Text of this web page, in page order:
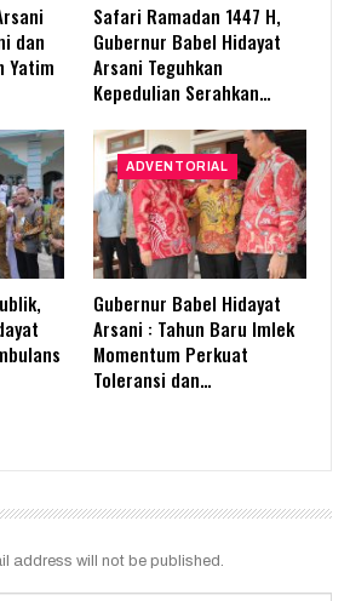
dan
Yatim
Safari Ramadan 1447 H,
Gubernur Babel Hidayat
Arsani Teguhkan
Kepedulian Serahkan…
ADVENTORIAL
Gubernur Babel Hidayat
Arsani : Tahun Baru Imlek
Momentum Perkuat
Toleransi dan…
address will not be published.